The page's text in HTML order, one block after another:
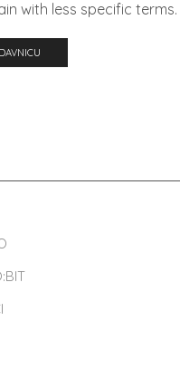
with less specific terms.